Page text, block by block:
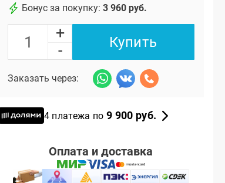
Бонус за покупку: 3 960 руб.
+
-
Купить
Заказать через:
4 платежа по 9 900 руб.
Оплата и доставка